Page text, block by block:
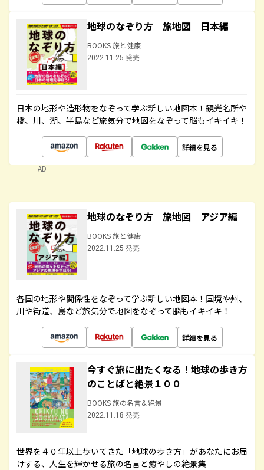
地球のなぞり方 旅地図 日本編
BOOKS 旅と健康
2022.11.25 発売
日本の地形や造形物をなぞって学ぶ新しい地図本！観光名所や
橋、川、湖、半島など旅気分で地図をなぞって脳もイキイキ！
詳細を見る
AD
地球のなぞり方 旅地図 アジア編
BOOKS 旅と健康
2022.11.25 発売
各国の地形や関係性をなぞって学ぶ新しい地図本！国境や州、
川や街道、島など旅気分で地図をなぞって脳もイキイキ！
詳細を見る
今すぐ旅に出たくなる！地球の歩き方
のことばと絶景１００
BOOKS 旅の名言＆絶景
2022.11.18 発売
世界を４０年以上歩いてきた「地球の歩き方」があなたにお届
けする、人生を輝かせる旅の名言と癒やしの絶景集